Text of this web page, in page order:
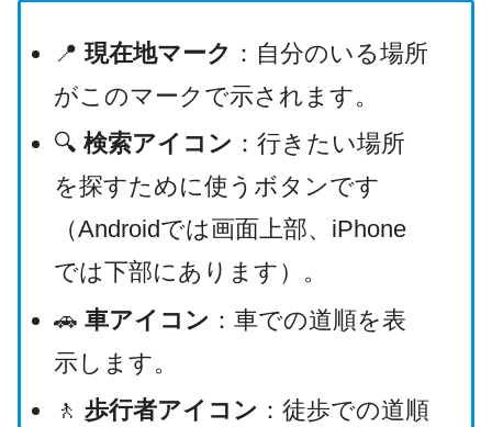
📍現在地マーク ：自分のいる場所
がこのマークで示されます。
🔍検索アイコン ：行きたい場所
を探すために使うボタンです
（Androidでは画面上部、iPhone
では下部にあります）。
🚗車アイコン ：車での道順を表
示します。
🚶歩行者アイコン ：徒歩での道順